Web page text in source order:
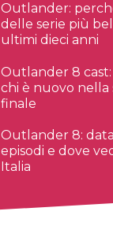
Outlander:
delle serie più
ultimi dieci anni
Outlander 8
chi è nuovo nella
finale
Outlander 8:
episodi e dove
Italia